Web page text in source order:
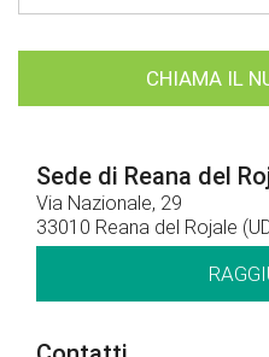
CHIAMA IL
Sede di Reana del
Via Nazionale, 29
33010 Reana del Rojale